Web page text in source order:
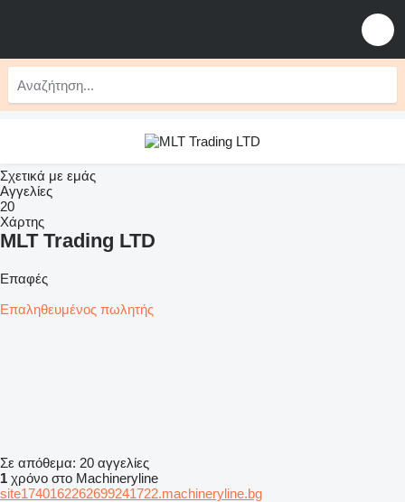
Σχετικά με εμάς
Αγγελίες
20
Χάρτης
MLT Trading LTD
Επαφές
Επαληθευμένος πωλητής
Σε απόθεμα: 20 αγγελίες
1 χρόνο στο Machineryline
site1740162262699241722.machineryline.bg